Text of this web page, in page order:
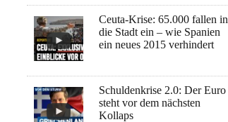
Ceuta-Krise: 65.000 fallen in
die Stadt ein – wie Spanien
ein neues 2015 verhindert
Schuldenkrise 2.0: Der Euro
steht vor dem nächsten
Kollaps